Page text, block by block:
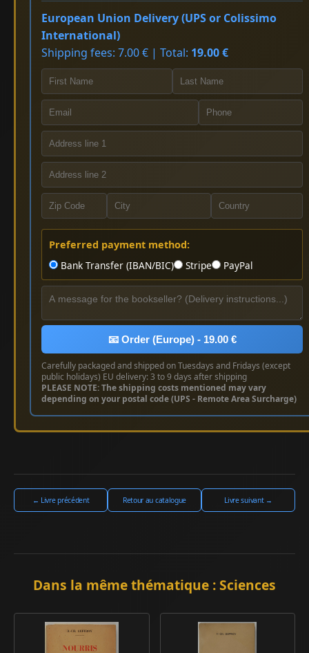
European Union Delivery (UPS or Colissimo
International)
Shipping fees: 7.00 € | Total: 19.00 €
Preferred payment method:
Bank Transfer (IBAN/BIC)
Stripe PayPal
📧 Order (Europe) - 19.00 €
Carefully packaged and shipped on Tuesdays and Fridays (except
public holidays) EU delivery: 3 to 9 days after shipping
PLEASE NOTE: The shipping costs mentioned may vary
depending on your postal code (UPS - Remote Area Surcharge)
← Livre précédent Retour au catalogue Livre suivant →
Dans la même thématique : Sciences